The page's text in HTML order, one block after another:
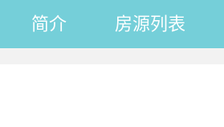
简介 房源列表